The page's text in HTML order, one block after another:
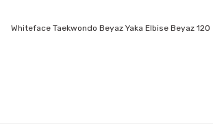
Whiteface Taekwondo Beyaz Yaka Elbise Beyaz 120